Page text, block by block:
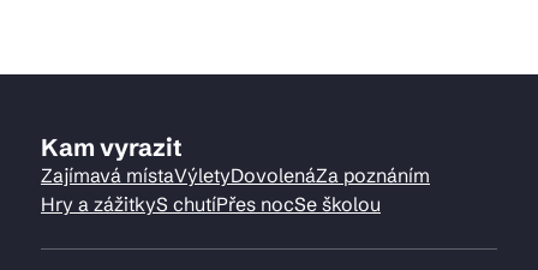
Kam vyrazit
Zajímavá místaVýletyDovolenáZa poznáním
Hry a zážitkyS chutíPřes nocSe školou